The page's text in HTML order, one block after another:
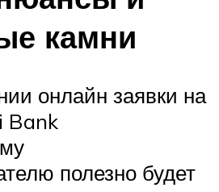
камни
онлайн заявки на
Bank
полезно будет